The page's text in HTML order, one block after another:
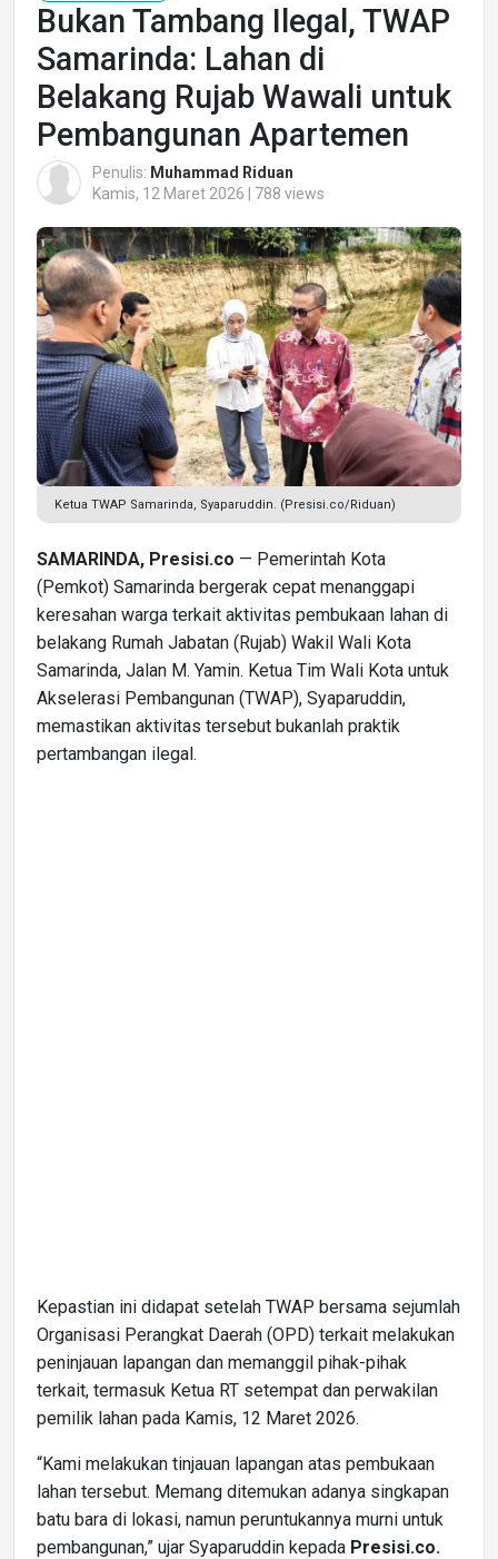
Bukan Tambang Ilegal, TWAP
Samarinda: Lahan di
Belakang Rujab Wawali untuk
Pembangunan Apartemen
Penulis: Muhammad Riduan
Kamis, 12 Maret 2026 | 788 views
Ketua TWAP Samarinda, Syaparuddin. (Presisi.co/Riduan)
SAMARINDA, Presisi.co — Pemerintah Kota
(Pemkot) Samarinda bergerak cepat menanggapi
keresahan warga terkait aktivitas pembukaan lahan di
belakang Rumah Jabatan (Rujab) Wakil Wali Kota
Samarinda, Jalan M. Yamin. Ketua Tim Wali Kota untuk
Akselerasi Pembangunan (TWAP), Syaparuddin,
memastikan aktivitas tersebut bukanlah praktik
pertambangan ilegal.
Kepastian ini didapat setelah TWAP bersama sejumlah
Organisasi Perangkat Daerah (OPD) terkait melakukan
peninjauan lapangan dan memanggil pihak-pihak
terkait, termasuk Ketua RT setempat dan perwakilan
pemilik lahan pada Kamis, 12 Maret 2026.
“Kami melakukan tinjauan lapangan atas pembukaan
lahan tersebut. Memang ditemukan adanya singkapan
batu bara di lokasi, namun peruntukannya murni untuk
pembangunan,” ujar Syaparuddin kepada Presisi.co.